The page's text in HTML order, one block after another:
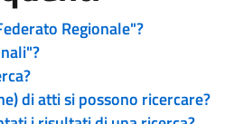
Regionale"?
di atti si possono ricercare?